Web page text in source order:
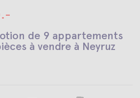
de 9 appartements
à vendre à Neyruz